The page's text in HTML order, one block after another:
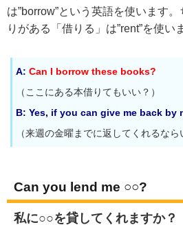
は”borrow”という英語を使います
りがある「借りる」は”rent”を使い
A: Can I borrow these books?
（ここにある本借りてもいい？）
B: Yes, if you can give me back by
（来週の金曜までに返してくれるなら
Can you lend me ○○?
私に○○を貸してくれますか？